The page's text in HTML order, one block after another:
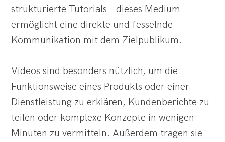
strukturierte Tutorials – dieses Medium
ermöglicht eine direkte und fesselnde
Kommunikation mit dem Zielpublikum.
Videos sind besonders nützlich, um die
Funktionsweise eines Produkts oder einer
Dienstleistung zu erklären, Kundenberichte zu
teilen oder komplexe Konzepte in wenigen
Minuten zu vermitteln. Außerdem tragen sie